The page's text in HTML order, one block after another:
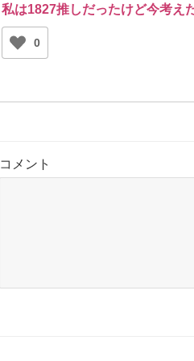
私は1827推しだったけど今考え
0
コメント